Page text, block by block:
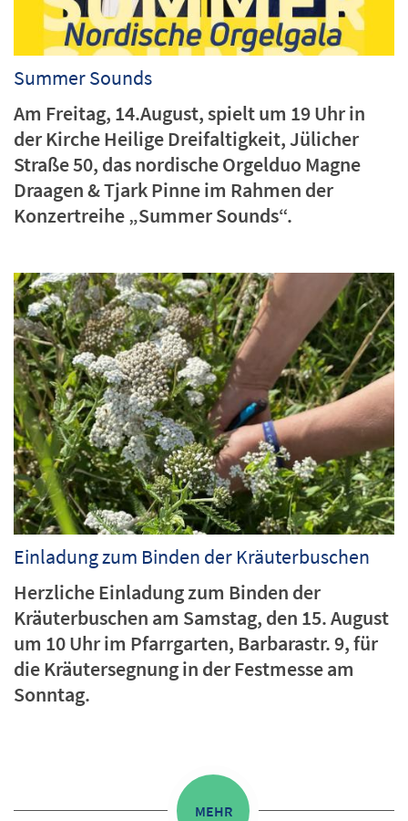
Summer Sounds
Am Freitag, 14.August, spielt um 19 Uhr in
der Kirche Heilige Dreifaltigkeit, Jülicher
Straße 50, das nordische Orgelduo Magne
Draagen & Tjark Pinne im Rahmen der
Konzertreihe „Summer Sounds“.
Einladung zum Binden der Kräuterbuschen
Herzliche Einladung zum Binden der
Kräuterbuschen am Samstag, den 15. August
um 10 Uhr im Pfarrgarten, Barbarastr. 9, für
die Kräutersegnung in der Festmesse am
Sonntag.
MEHR